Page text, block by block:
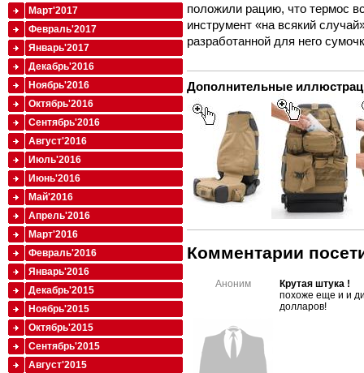
положили рацию, что термос
инструмент «на всякий
разработанной для него
Дополнительные
Комментарии
Аноним
Крутая штука !
похоже еще и и
долларов!
Март'2017
Февраль'2017
Январь'2017
Декабрь'2016
Ноябрь'2016
Октябрь'2016
Сентябрь'2016
Август'2016
Июль'2016
Июнь'2016
Май'2016
Апрель'2016
Март'2016
Февраль'2016
Январь'2016
Декабрь'2015
Ноябрь'2015
Октябрь'2015
Сентябрь'2015
Август'2015